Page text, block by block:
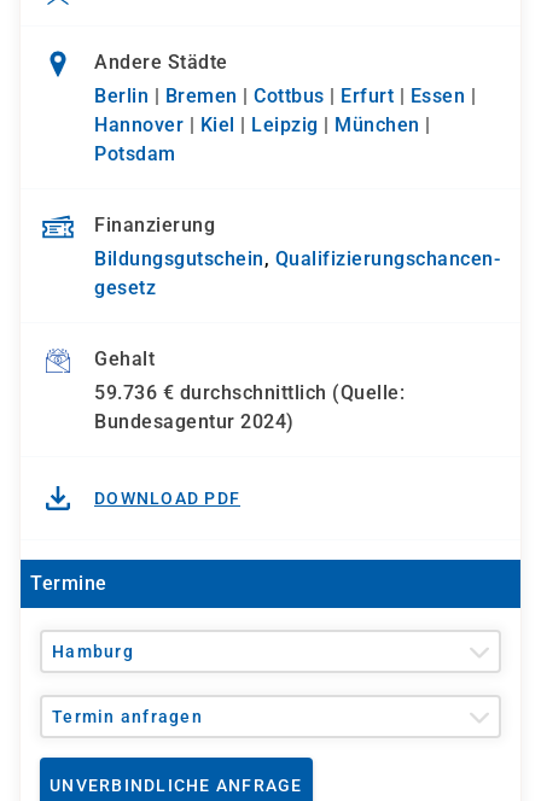
Andere Städte
Berlin
Bremen Cottbus Erfurt Essen
Hannover
Kiel Leipzig München
Potsdam
Finanzierung
Bildungsgutschein, Qualifizierungs­chancen­
gesetz
Gehalt
59.736 € durchschnittlich (Quelle:
Bundesagentur 2024)
DOWNLOAD PDF
Termine
Hamburg
Termin anfragen
UNVERBINDLICHE ANFRAGE